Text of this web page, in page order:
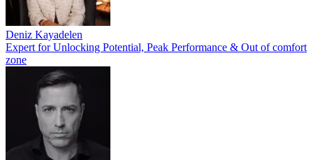
Deniz Kayadelen
Expert for Unlocking Potential, Peak Performance & Out of comfort
zone